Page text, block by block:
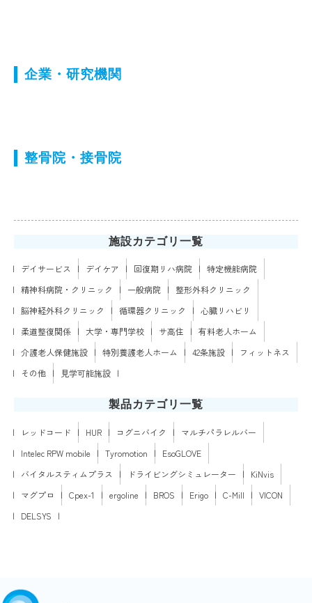
企業・研究機関
整骨院・接骨院
施設カテゴリ一覧
デイサービス デイケア 回復期リハ病院
特定機能病院
精神科病院・クリニック
一般病院
整形外科クリニック
脳神経外科クリニック
循環器クリニック
心臓リハビリ
柔道整復関係
大学・専門学校 サ高住
有料老人ホーム
介護老人保健施設
特別養護老人ホーム 42条施設
フィットネス
その他
見学可能施設
製品カテゴリ一覧
レッドコード HUR コグニバイク
マルチパラレルバー
Intelec RPW mobile
Tyromotion
EsoGLOVE
バイタルスティムプラス
ドライビングシミュレーター
KiNvis
マグプロ
Cpex-1 ergoline BROS Erigo C-Mill
VICON
DELSYS